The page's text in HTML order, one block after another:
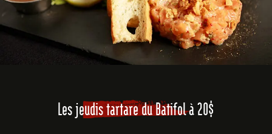
Les jeudis tartare du Batifol à 20$